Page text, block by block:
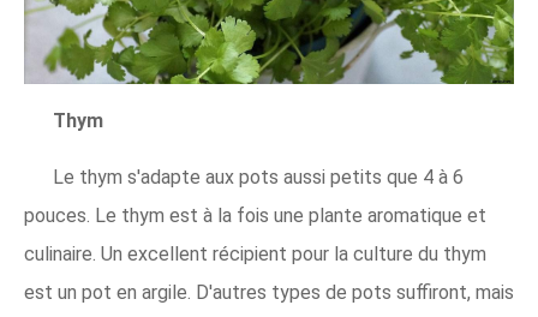
Thym
Le thym s'adapte aux pots aussi petits que 4 à 6
pouces. Le thym est à la fois une plante aromatique et
culinaire. Un excellent récipient pour la culture du thym
est un pot en argile. D'autres types de pots suffiront, mais